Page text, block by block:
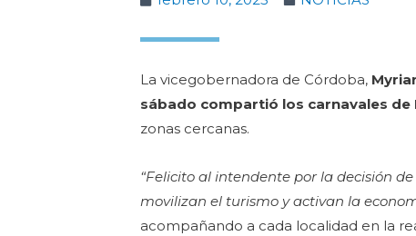
La vicegobernadora de Córdoba,
sábado compartió los carnavales de
zonas cercanas.
“Felicito al intendente por la decisión
movilizan el turismo y activan la
acompañando a cada localidad en la